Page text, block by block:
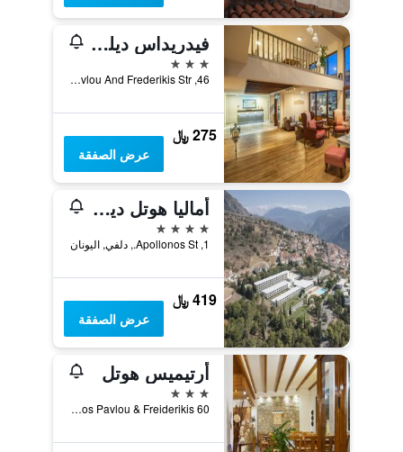
فيدريداس ديلفي هوتل
3 نجوم
46, Vas. Pavlou And Frederikis Str, دلفي, اليونان
275 ﷼
عرض الصفقة
أماليا هوتل ديلفي
4 نجوم
1, Apollonos St., دلفي, اليونان
419 ﷼
عرض الصفقة
أرتيميس هوتل
3 نجوم
Vasileos Pavlou & Freiderikis 60, دلفي, اليونان